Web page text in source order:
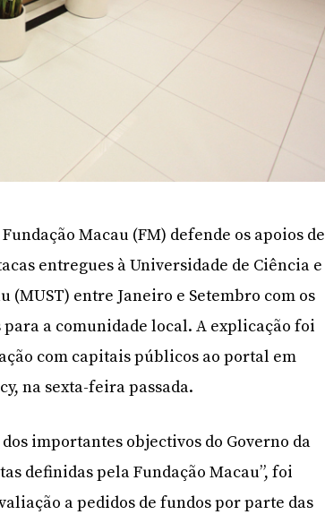
Macau (FM) defende os apoios de
entregues à Universidade de Ciência e
(MUST) entre Janeiro e Setembro com os
a comunidade local. A explicação foi
com capitais públicos ao portal em
na sexta-feira passada.
importantes objectivos do Governo da
definidas pela Fundação Macau”, foi
a pedidos de fundos por parte das